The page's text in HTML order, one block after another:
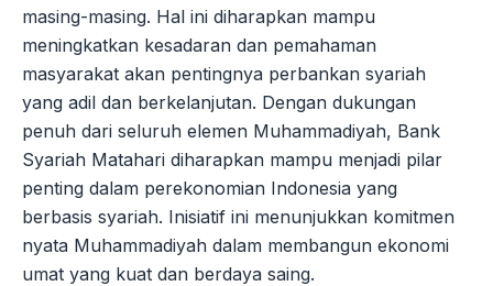
masing-masing. Hal ini diharapkan mampu
meningkatkan kesadaran dan pemahaman
masyarakat akan pentingnya perbankan syariah
yang adil dan berkelanjutan. Dengan dukungan
penuh dari seluruh elemen Muhammadiyah, Bank
Syariah Matahari diharapkan mampu menjadi pilar
penting dalam perekonomian Indonesia yang
berbasis syariah. Inisiatif ini menunjukkan komitmen
nyata Muhammadiyah dalam membangun ekonomi
umat yang kuat dan berdaya saing.